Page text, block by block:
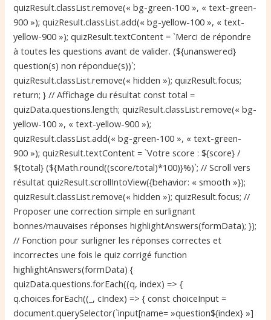
quizResult.classList.remove(« bg-green-100 », « text-green-
900 »); quizResult.classList.add(« bg-yellow-100 », « text-
yellow-900 »); quizResult.textContent = `Merci de répondre
à toutes les questions avant de valider. (${unanswered}
question(s) non répondue(s))`;
quizResult.classList.remove(« hidden »); quizResult.focus;
return; } // Affichage du résultat const total =
quizData.questions.length; quizResult.classList.remove(« bg-
yellow-100 », « text-yellow-900 »);
quizResult.classList.add(« bg-green-100 », « text-green-
900 »); quizResult.textContent = `Votre score : ${score} /
${total} (${Math.round((score/total)*100)}%)`; // Scroll vers
résultat quizResult.scrollIntoView({behavior: « smooth »});
quizResult.classList.remove(« hidden »); quizResult.focus; //
Proposer une correction simple en surlignant
bonnes/mauvaises réponses highlightAnswers(formData); });
// Fonction pour surligner les réponses correctes et
incorrectes une fois le quiz corrigé function
highlightAnswers(formData) {
quizData.questions.forEach((q, index) => {
q.choices.forEach((_, cIndex) => { const choiceInput =
document.querySelector(`input[name= »question${index} »]